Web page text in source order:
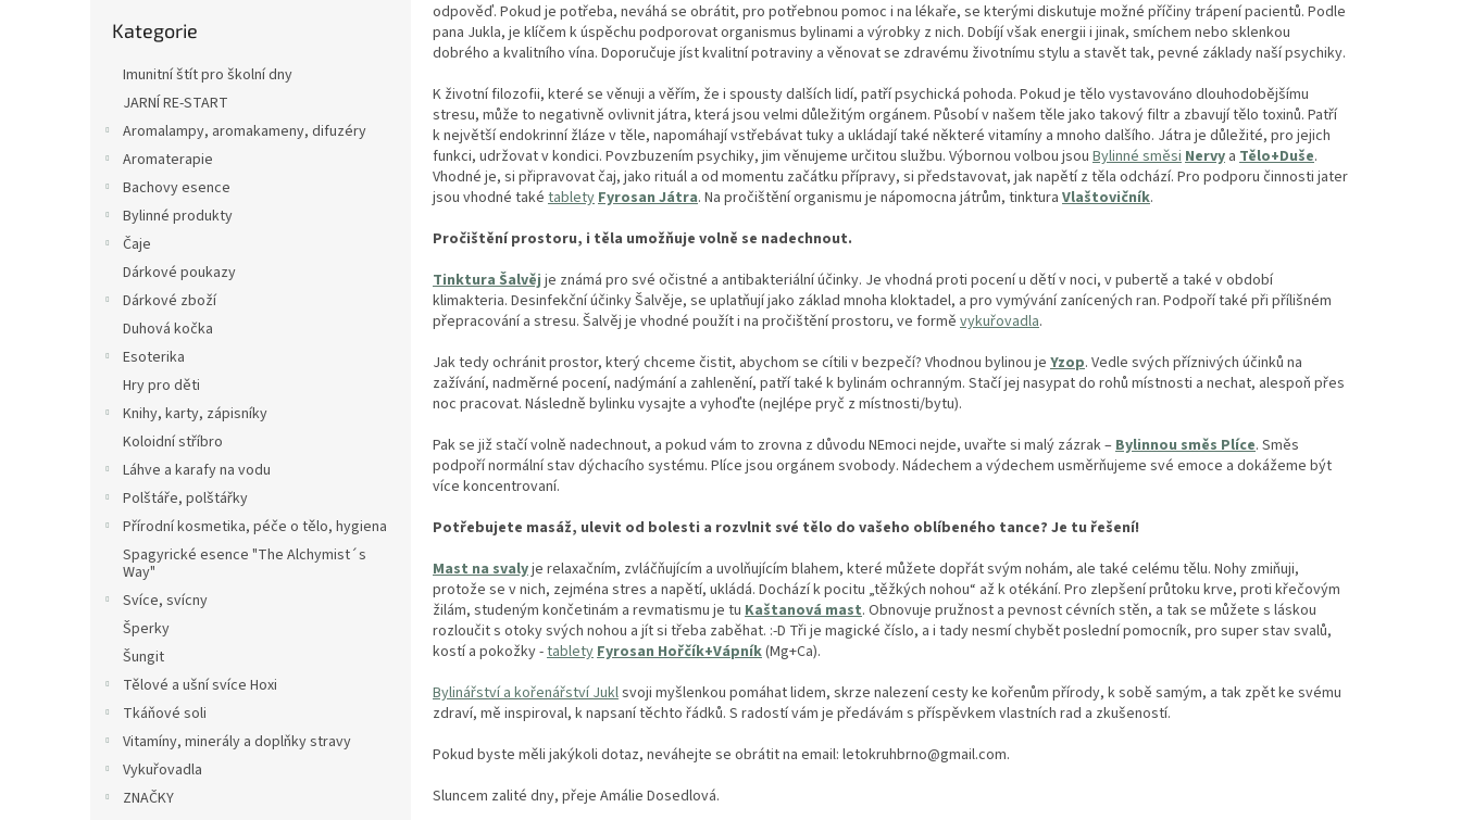
kategorie
Kategorie
Imunitní štít pro školní dny
JARNÍ RE-START
Aromalampy, aromakameny, difuzéry
Aromaterapie
Bachovy esence
Bylinné produkty
Čaje
Dárkové poukazy
Dárkové zboží
Duhová kočka
Esoterika
Hry pro děti
Knihy, karty, zápisníky
Koloidní stříbro
Láhve a karafy na vodu
Polštáře, polštářky
Přírodní kosmetika, péče o tělo, hygiena
Spagyrické esence "The Alchymist´s
Way"
Svíce, svícny
Šperky
Šungit
Tělové a ušní svíce Hoxi
Tkáňové soli
Vitamíny, minerály a doplňky stravy
Vykuřovadla
ZNAČKY
odpověď. Pokud je potřeba, neváhá se obrátit, pro potřebnou pomoc i na lékaře, se kterými diskutuje možné příčiny trápení pacientů. Podle
pana Jukla, je klíčem k úspěchu podporovat organismus bylinami a výrobky z nich. Dobíjí však energii i jinak, smíchem nebo sklenkou
dobrého a kvalitního vína. Doporučuje jíst kvalitní potraviny a věnovat se zdravému životnímu stylu a stavět tak, pevné základy naší psychiky.
K životní filozofii, které se věnuji a věřím, že i spousty dalších lidí, patří psychická pohoda. Pokud je tělo vystavováno dlouhodobějšímu
stresu, může to negativně ovlivnit játra, která jsou velmi důležitým orgánem. Působí v našem těle jako takový filtr a zbavují tělo toxinů. Patří
k největší endokrinní žláze v těle, napomáhají vstřebávat tuky a ukládají také některé vitamíny a mnoho dalšího. Játra je důležité, pro jejich
funkci, udržovat v kondici. Povzbuzením psychiky, jim věnujeme určitou službu. Výbornou volbou jsou Bylinné směsi Nervy a Tělo+Duše.
Vhodné je, si připravovat čaj, jako rituál a od momentu začátku přípravy, si představovat, jak napětí z těla odchází. Pro podporu činnosti jater
jsou vhodné také tablety Fyrosan Játra. Na pročištění organismu je nápomocna játrům, tinktura Vlaštovičník.
Pročištění prostoru, i těla umožňuje volně se nadechnout.
Tinktura Šalvěj je známá pro své očistné a antibakteriální účinky. Je vhodná proti pocení u dětí v noci, v pubertě a také v období
klimakteria. Desinfekční účinky Šalvěje, se uplatňují jako základ mnoha kloktadel, a pro vymývání zanícených ran. Podpoří také při přílišném
přepracování a stresu. Šalvěj je vhodné použít i na pročištění prostoru, ve formě vykuřovadla.
Jak tedy ochránit prostor, který chceme čistit, abychom se cítili v bezpečí? Vhodnou bylinou je Yzop. Vedle svých příznivých účinků na
zažívání, nadměrné pocení, nadýmání a zahlenění, patří také k bylinám ochranným. Stačí jej nasypat do rohů místnosti a nechat, alespoň přes
noc pracovat. Následně bylinku vysajte a vyhoďte (nejlépe pryč z místnosti/bytu).
Pak se již stačí volně nadechnout, a pokud vám to zrovna z důvodu NEmoci nejde, uvařte si malý zázrak – Bylinnou směs Plíce. Směs
podpoří normální stav dýchacího systému. Plíce jsou orgánem svobody. Nádechem a výdechem usměrňujeme své emoce a dokážeme být
více koncentrovaní.
Potřebujete masáž, ulevit od bolesti a rozvlnit své tělo do vašeho oblíbeného tance? Je tu řešení!
Mast na svalyje relaxačním, zvláčňujícím a uvolňujícím blahem, které můžete dopřát svým nohám, ale také celému tělu. Nohy zmiňuji,
protože se v nich, zejména stres a napětí, ukládá. Dochází k pocitu „těžkých nohou“ až k otékání. Pro zlepšení průtoku krve, proti křečovým
žilám, studeným končetinám a revmatismu je tu Kaštanová mast. Obnovuje pružnost a pevnost cévních stěn, a tak se můžete s láskou
rozloučit s otoky svých nohou a jít si třeba zaběhat. :-D Tři je magické číslo, a i tady nesmí chybět poslední pomocník, pro super stav svalů,
kostí a pokožky -tablety Fyrosan Hořčík+Vápník(Mg+Ca).
Bylinářství a kořenářství Juklsvoji myšlenkou pomáhat lidem, skrze nalezení cesty ke kořenům přírody, k sobě samým, a tak zpět ke svému
zdraví, mě inspiroval, k napsaní těchto řádků. S radostí vám je předávám s příspěvkem vlastních rad a zkušeností.
Pokud byste měli jakýkoli dotaz, neváhejte se obrátit na email: letokruhbrno@gmail.com.
Sluncem zalité dny, přeje Amálie Dosedlová.